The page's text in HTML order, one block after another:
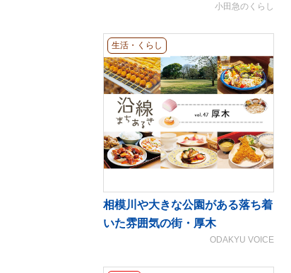
小田急のくらし
生活・くらし
相模川や大きな公園がある落ち着
いた雰囲気の街・厚木
ODAKYU VOICE